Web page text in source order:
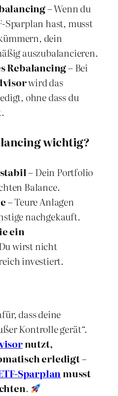
– Wenn du
Sparplan hast, musst
dein
auszubalancieren.
Rebalancing– Bei
wird das
ohne dass du
wichtig?
– Dein Portfolio
Balance.
– Teure Anlagen
nachgekauft.
ein
wirst nicht
investiert.
dass deine
Kontrolle gerät“.
nutzt,
erledigt–
Sparplanmusst
.